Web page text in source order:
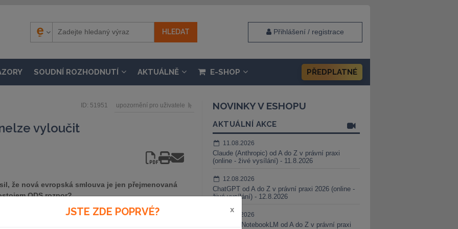
Přihlášení / registrace
SOUDNÍ ROZHODNUTÍ AKTUÁLNĚ E-SHOP PŘEDPLATNÉ
ID: 51951 upozornění pro uživatele
vyloučit
že nová evropská smlouva je jen přejmenovaná
ODS rozpor?
NOVINKY V ESHOPU
AKTUÁLNÍ AKCE
11.08.2026
Claude (Anthropic) od A do Z v právní praxi
(online - živé vysílání) - 11.8.2026
12.08.2026
ChatGPT od A do Z v právní praxi 2026 (online -
živé vysílání) - 12.8.2026
18.08.2026
Gemini a NotebookLM od A do Z v právní praxi
JSTE ZDE POPRVÉ? x